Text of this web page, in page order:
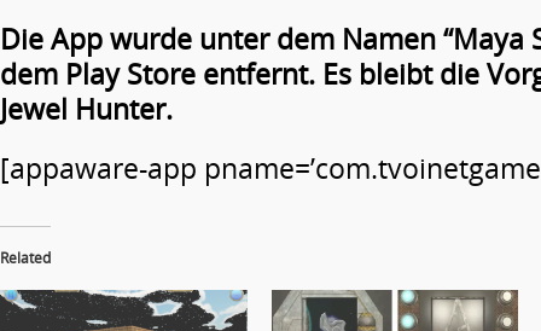
Die App wurde unter dem Namen “Maya
dem Play Store entfernt. Es bleibt die
Jewel Hunter.
[appaware-app
Related